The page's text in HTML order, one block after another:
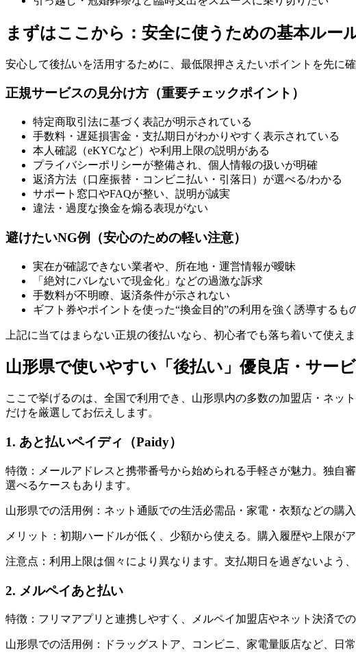
まずはここから：安全に使うための基本ルー
安心して後払いを活用するために、最低限押さえたいポイントを先に確
正規サービスの見分け方（重要チェックポイント）
特定商取引法に基づく表記が明示されている
手数料・遅延損害金・支払期日がわかりやすく表示されている
本人確認（eKYCなど）や利用上限の説明がある
プライバシーポリシーが整備され、個人情報の扱いが明確
返済方法（口座振替・コンビニ払い・引落日）が選べる/わかる
サポート窓口やFAQが整い、説明が誠実
違法・過度な換金を煽る表現がない
避けたいNG例（安心のための軽い注意）
実在が確認できない業者や、所在地・運営情報が曖昧
「絶対にバレないで現金化」などの過激な訴求
手数料が不明瞭、返済条件が示されない
ギフト券やポイントを使った“換金目的”の利用を強く誘導するも
上記に当てはまらない正規の後払いなら、初心者でも落ち着いて使え
山形県で使いやすい「後払い」優良店・サー
ここで挙げるのは、全国で利用でき、山形県内の多数の加盟店・ネッ
だけを厳選してお伝えします。
1. あと払いペイディ（Paidy）
特徴：メールアドレスと携帯番号から始められる手軽さが魅力。独自
選べるケースもあります。
山形県での活用例：ネット通販での生活必需品・家電・衣類などの購
メリット：初期ハードルが低く、少額から使える。購入履歴や上限がア
注意点：利用上限は個々により異なります。支払期日を過ぎないよう
2. メルペイあと払い
特徴：フリマアプリと連携しやすく、メルペイ加盟店やネット決済で
山形県での活用例：ドラッグストア、コンビニ、家電量販店など、日